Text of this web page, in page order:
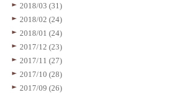
2018/03 (31)
2018/02 (24)
2018/01 (24)
2017/12 (23)
2017/11 (27)
2017/10 (28)
2017/09 (26)